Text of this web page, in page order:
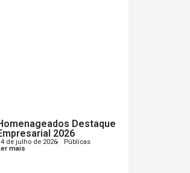
Destaque
2026
de julho de 2026
Públicas
mais